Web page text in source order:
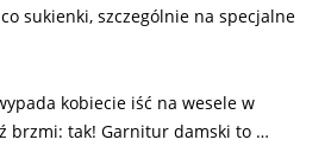
sukienki, szczególnie na specjalne
kobiecie iść na wesele w
brzmi: tak! Garnitur damski to …